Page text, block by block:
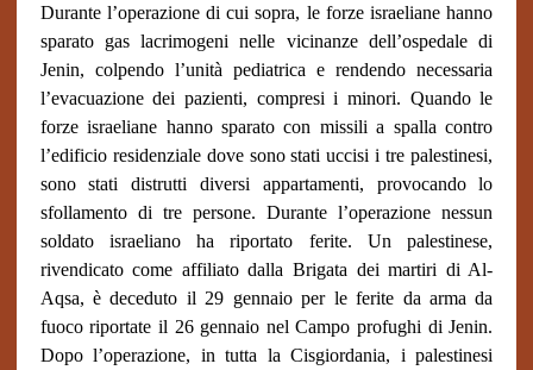
Durante l’operazione di cui sopra, le forze israeliane hanno
sparato gas lacrimogeni nelle vicinanze dell’ospedale di
Jenin, colpendo l’unità pediatrica e rendendo necessaria
l’evacuazione dei pazienti, compresi i minori. Quando le
forze israeliane hanno sparato con missili a spalla contro
l’edificio residenziale dove sono stati uccisi i tre palestinesi,
sono stati distrutti diversi appartamenti, provocando lo
sfollamento di tre persone. Durante l’operazione nessun
soldato israeliano ha riportato ferite. Un palestinese,
rivendicato come affiliato dalla Brigata dei martiri di Al-
Aqsa, è deceduto il 29 gennaio per le ferite da arma da
fuoco riportate il 26 gennaio nel Campo profughi di Jenin.
Dopo l’operazione, in tutta la Cisgiordania, i palestinesi